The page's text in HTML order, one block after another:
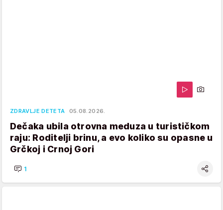
ZDRAVLJE DETETA 05.08.2026.
Dečaka ubila otrovna meduza u turističkom
raju: Roditelji brinu, a evo koliko su opasne u
Grčkoj i Crnoj Gori
1